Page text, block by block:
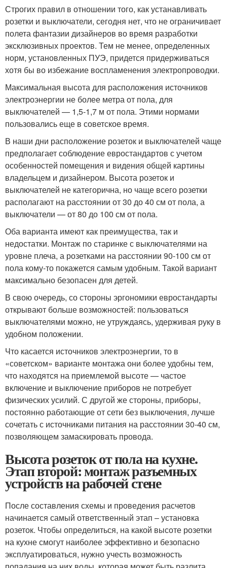
Строгих правил в отношении того, как устанавливать
розетки и выключатели, сегодня нет, что не ограничивает
полета фантазии дизайнеров во время разработки
эксклюзивных проектов. Тем не менее, определенных
норм, установленных ПУЭ, придется придерживаться
хотя бы во избежание воспламенения электропроводки.
Максимальная высота для расположения источников
электроэнергии не более метра от пола, для
выключателей — 1,5-1,7 м от пола. Этими нормами
пользовались еще в советское время.
В наши дни расположение розеток и выключателей чаще
предполагает соблюдение евростандартов с учетом
особенностей помещения и видения общей картины
владельцем и дизайнером. Высота розеток и
выключателей не категорична, но чаще всего розетки
располагают на расстоянии от 30 до 40 см от пола, а
выключатели — от 80 до 100 см от пола.
Оба варианта имеют как преимущества, так и
недостатки. Монтаж по старинке с выключателями на
уровне плеча, а розетками на расстоянии 90-100 см от
пола кому-то покажется самым удобным. Такой вариант
максимально безопасен для детей.
В свою очередь, со стороны эргономики евростандарты
открывают больше возможностей: пользоваться
выключателями можно, не утруждаясь, удерживая руку в
удобном положении.
Что касается источников электроэнергии, то в
«советском» варианте монтажа они более удобны тем,
что находятся на приемлемой высоте — частое
включение и выключение приборов не потребует
физических усилий. С другой же стороны, приборы,
постоянно работающие от сети без выключения, лучше
сочетать с источниками питания на расстоянии 30-40 см,
позволяющем замаскировать провода.
Высота розеток от пола на кухне.
Этап второй: монтаж разъемных
устройств на рабочей стене
После составления схемы и проведения расчетов
начинается самый ответственный этап – установка
розеток. Чтобы определиться, на какой высоте розетки
на кухне смогут наиболее эффективно и безопасно
эксплуатироваться, нужно учесть возможность